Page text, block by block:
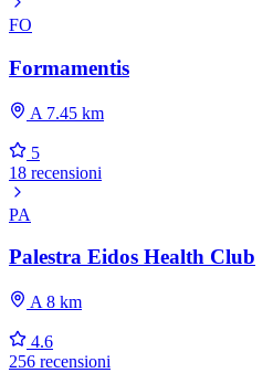
FO
Formamentis
A 7.45 km
5
18 recensioni
PA
Palestra Eidos Health Club
A 8 km
4.6
256 recensioni